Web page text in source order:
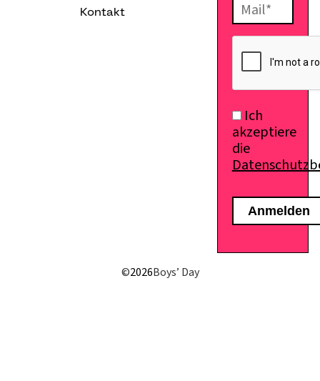
Kontakt
Ich
akzeptiere
die
©2026Boys’ Day